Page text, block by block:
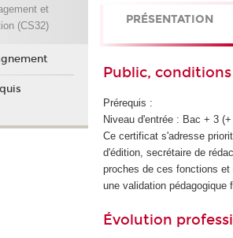
PRÉSENTATION
Public, conditions
Prérequis :
Niveau d'entrée : Bac + 3
Ce certificat s'adresse
d'édition, secrétaire de
proches de ces fonctions
une validation pédagogique
Évolution
et
(CS32)